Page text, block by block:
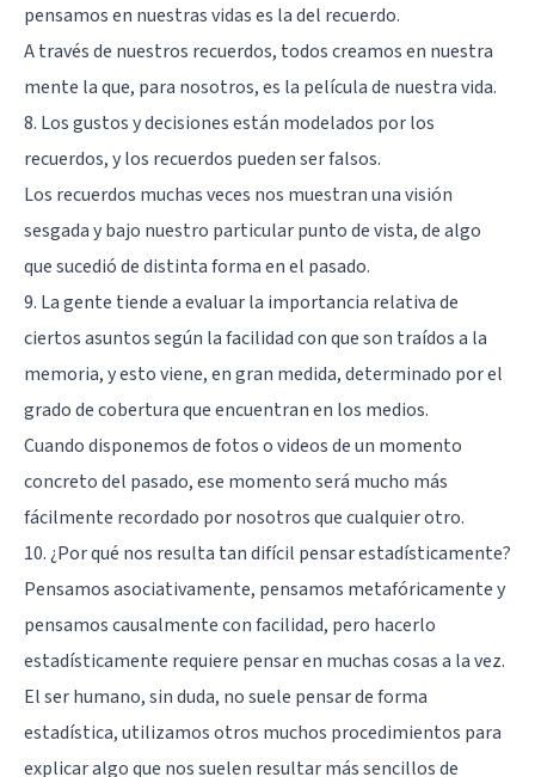
pensamos en nuestras vidas es la del recuerdo.
A través de nuestros recuerdos, todos creamos en nuestra
mente la que, para nosotros, es la película de nuestra vida.
8. Los gustos y decisiones están modelados por los
recuerdos, y los recuerdos pueden ser falsos.
Los recuerdos muchas veces nos muestran una visión
sesgada y bajo nuestro particular punto de vista, de algo
que sucedió de distinta forma en el pasado.
9. La gente tiende a evaluar la importancia relativa de
ciertos asuntos según la facilidad con que son traídos a la
memoria, y esto viene, en gran medida, determinado por el
grado de cobertura que encuentran en los medios.
Cuando disponemos de fotos o videos de un momento
concreto del pasado, ese momento será mucho más
fácilmente recordado por nosotros que cualquier otro.
10. ¿Por qué nos resulta tan difícil pensar estadísticamente?
Pensamos asociativamente, pensamos metafóricamente y
pensamos causalmente con facilidad, pero hacerlo
estadísticamente requiere pensar en muchas cosas a la vez.
El ser humano, sin duda, no suele pensar de forma
estadística, utilizamos otros muchos procedimientos para
explicar algo que nos suelen resultar más sencillos de